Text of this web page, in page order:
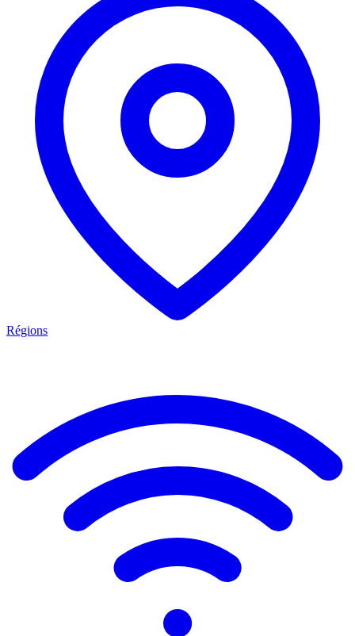
Régions